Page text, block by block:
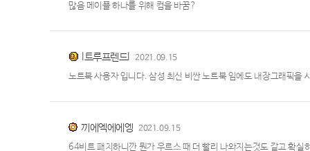
많음 메이플 하나를 위해 컴을 바꿈?
l트루프렌드l 2021.09.15
노트북 사용자 입니다. 삼성 최신 비싼 노트북 임에도 내장그래픽을
끼에엑에에엥 2021.09.15
64비트 패치하니깐 뭔가 우르스 때 더 빨리 나와지는것도 같고 확실